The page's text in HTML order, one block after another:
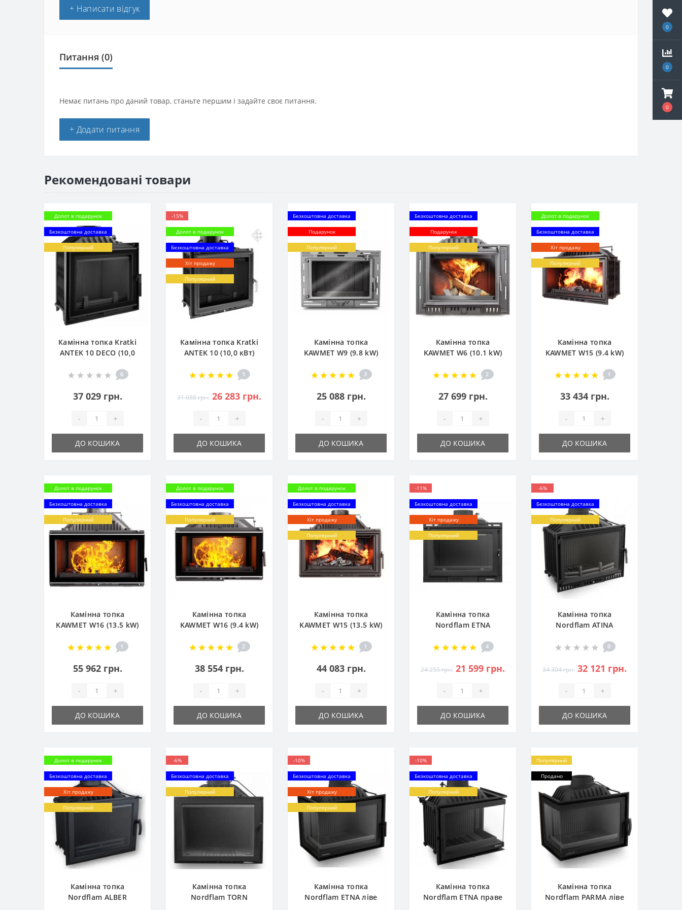
0
0
0
+ Написати відгук
Питання (0)
Немає питань про даний товар, станьте першим і задайте своє питання.
+ Додати питання
Рекомендовані товари
Долот в подарунок
Безкоштовна доставка
Популярний
Камінна топка Kratki
ANTEK 10 DECO (10,0
0
37 029 грн.
- +
ДО КОШИКА
-15%
Долот в подарунок
Безкоштовна доставка
Хіт продажу
Популярний
Камінна топка Kratki
ANTEK 10 (10,0 кВт)
1
31 088 грн. 26 283 грн.
- +
ДО КОШИКА
Безкоштовна доставка
Подарунок
Популярний
Камінна топка
KAWMET W9 (9.8 kW)
3
25 088 грн.
- +
ДО КОШИКА
Безкоштовна доставка
Подарунок
Популярний
Камінна топка
KAWMET W6 (10.1 kW)
2
27 699 грн.
- +
ДО КОШИКА
Долот в подарунок
Безкоштовна доставка
Хіт продажу
Популярний
Камінна топка
KAWMET W15 (9.4 kW)
1
33 434 грн.
- +
ДО КОШИКА
Долот в подарунок
Безкоштовна доставка
Популярний
Камінна топка
KAWMET W16 (13.5 kW)
1
55 962 грн.
- +
ДО КОШИКА
Долот в подарунок
Безкоштовна доставка
Популярний
Камінна топка
KAWMET W16 (9.4 kW)
2
38 554 грн.
- +
ДО КОШИКА
Долот в подарунок
Безкоштовна доставка
Хіт продажу
Популярний
Камінна топка
KAWMET W15 (13.5 kW)
1
44 083 грн.
- +
ДО КОШИКА
-11%
Безкоштовна доставка
Хіт продажу
Популярний
Камінна топка
Nordflam ETNA
4
24 255 грн. 21 599 грн.
- +
ДО КОШИКА
-6%
Безкоштовна доставка
Популярний
Камінна топка
Nordflam ATINA
0
34 304 грн. 32 121 грн.
- +
ДО КОШИКА
Долот в подарунок
Безкоштовна доставка
Хіт продажу
Популярний
Камінна топка
Nordflam ALBER
-6%
Безкоштовна доставка
Популярний
Камінна топка
Nordflam TORN
-10%
Безкоштовна доставка
Хіт продажу
Популярний
Камінна топка
Nordflam ETNA ліве
-10%
Безкоштовна доставка
Популярний
Камінна топка
Nordflam ETNA праве
Популярний
Продано
Камінна топка
Nordflam PARMA ліве